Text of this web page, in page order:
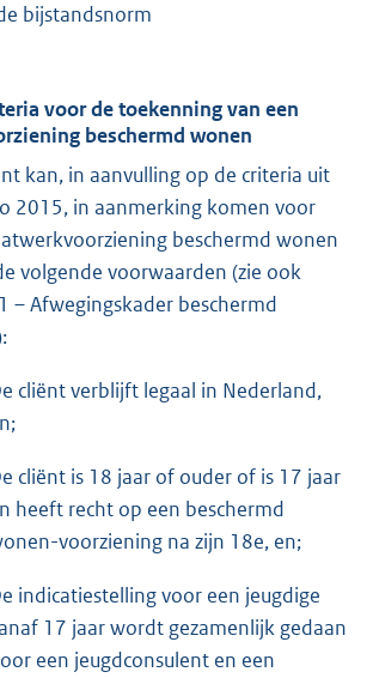
bijstandsnorm
voor de toekenning van een
beschermd wonen
kan, in aanvulling op de criteria uit
2015, in aanmerking komen voor
beschermd wonen
volgende voorwaarden (zie ook
– Afwegingskader beschermd
cliënt verblijft legaal in Nederland,
cliënt is 18 jaar of ouder of is 17 jaar
heeft recht op een beschermd
voorziening na zijn 18e, en;
indicatiestelling voor een jeugdige
17 jaar wordt gezamenlijk gedaan
een jeugdconsulent en een